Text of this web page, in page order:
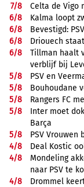
7/8
Celta de Vigo
6/8
Kalma loopt
6/8
Bevestigd:
6/8
Driouech
6/8
Tillman haalt
verblijf bij
5/8
PSV en
5/8
Bouhoudane
5/8
Rangers FC
5/8
Inter moet
Barça
5/8
PSV Vrouwen
4/8
Deal Kostic
4/8
Mondeling
naar PSV te
4/8
Drommel